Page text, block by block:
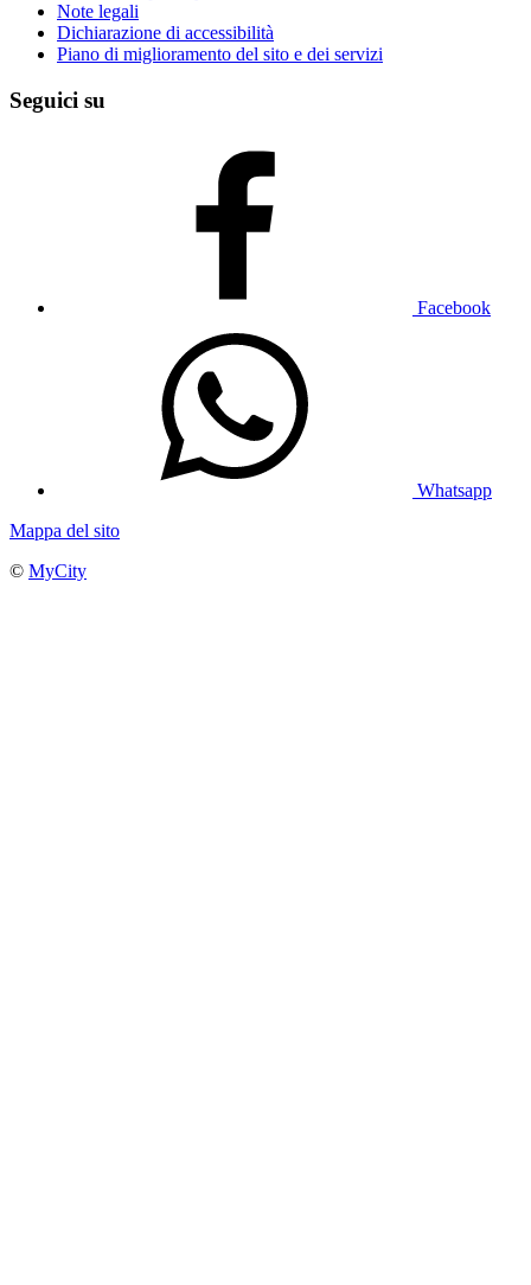
Note legali
Dichiarazione di accessibilità
Piano di miglioramento del sito e dei servizi
Seguici su
Facebook
Whatsapp
Mappa del sito
© MyCity